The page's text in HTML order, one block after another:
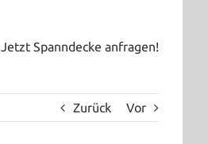
Jetzt Spanndecke anfragen!
Zurück Vor